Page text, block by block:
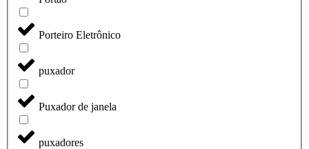
Porteiro Eletrônico
puxador
Puxador de janela
puxadores